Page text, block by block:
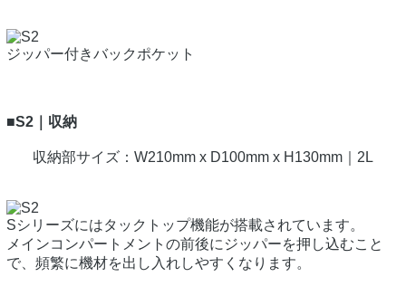
ジッパー付きバックポケット
■S2｜収納
収納部サイズ：W210mm x D100mm x H130mm｜2L
Sシリーズにはタックトップ機能が搭載されています。
メインコンパートメントの前後にジッパーを押し込むこと
で、頻繁に機材を出し入れしやすくなります。